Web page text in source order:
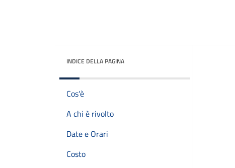
INDICE DELLA PAGINA
Cos'è
A chi è rivolto
Date e Orari
Costo